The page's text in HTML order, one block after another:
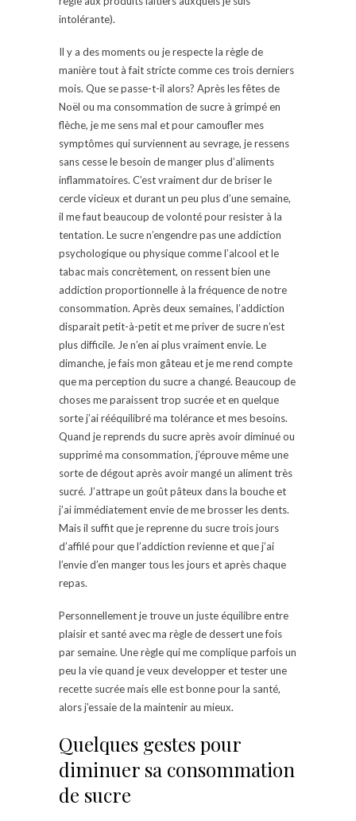
intolérante).
Il y a des moments ou je respecte la règle de
manière tout à fait stricte comme ces trois derniers
mois. Que se passe-t-il alors? Après les fêtes de
Noël ou ma consommation de sucre à grimpé en
flèche, je me sens mal et pour camoufler mes
symptômes qui surviennent au sevrage, je ressens
sans cesse le besoin de manger plus d’aliments
inflammatoires. C’est vraiment dur de briser le
cercle vicieux et durant un peu plus d’une semaine,
il me faut beaucoup de volonté pour resister à la
tentation. Le sucre n’engendre pas une addiction
psychologique ou physique comme l’alcool et le
tabac mais concrètement, on ressent bien une
addiction proportionnelle à la fréquence de notre
consommation. Après deux semaines, l’addiction
disparait petit-à-petit et me priver de sucre n’est
plus difficile. Je n’en ai plus vraiment envie. Le
dimanche, je fais mon gâteau et je me rend compte
que ma perception du sucre a changé. Beaucoup de
choses me paraissent trop sucrée et en quelque
sorte j’ai rééquilibré ma tolérance et mes besoins.
Quand je reprends du sucre après avoir diminué ou
supprimé ma consommation, j’éprouve même une
sorte de dégout après avoir mangé un aliment très
sucré. J’attrape un goût pâteux dans la bouche et
j’ai immédiatement envie de me brosser les dents.
Mais il suffit que je reprenne du sucre trois jours
d’affilé pour que l’addiction revienne et que j’ai
l’envie d’en manger tous les jours et après chaque
repas.
Personnellement je trouve un juste équilibre entre
plaisir et santé avec ma règle de dessert une fois
par semaine. Une règle qui me complique parfois un
peu la vie quand je veux developper et tester une
recette sucrée mais elle est bonne pour la santé,
alors j’essaie de la maintenir au mieux.
Quelques gestes pour
diminuer sa consommation
de sucre